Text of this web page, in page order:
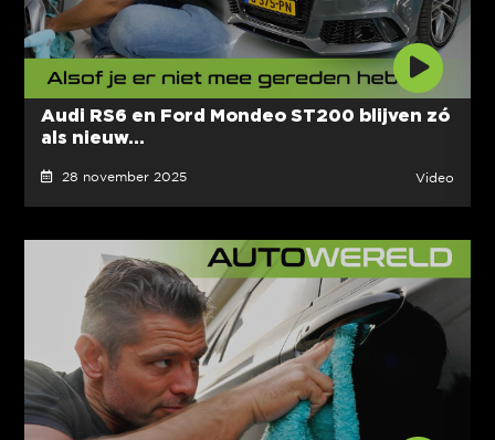
Audi RS6 en Ford Mondeo ST200 blijven zó
als nieuw...
28 november 2025 Video